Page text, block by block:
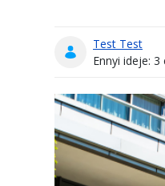
Test Test
Publikálás
Ennyi ideje: